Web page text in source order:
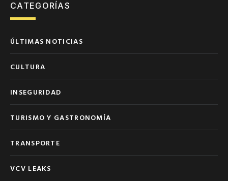
CATEGORÍAS
ÚLTIMAS NOTICIAS
CULTURA
INSEGURIDAD
TURISMO Y GASTRONOMÍA
TRANSPORTE
VCV LEAKS